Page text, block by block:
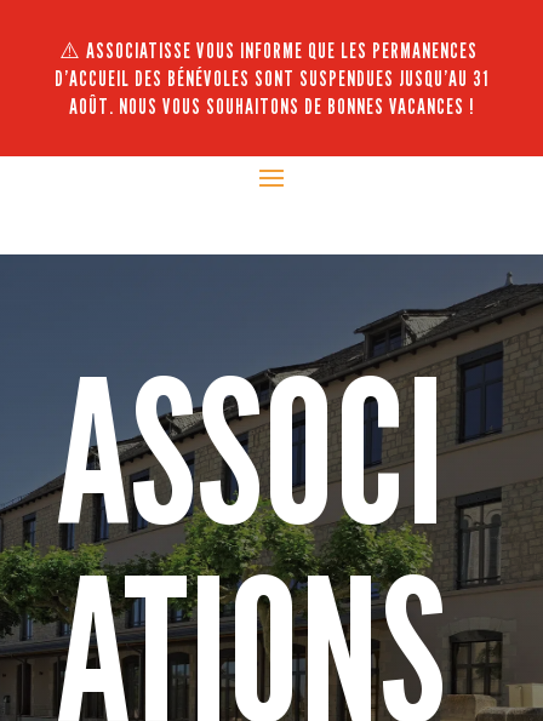
⚠️ ASSOCIATISSE VOUS INFORME QUE LES PERMANENCES
D’ACCUEIL DES BÉNÉVOLES SONT SUSPENDUES JUSQU’AU 31
AOÛT. NOUS VOUS SOUHAITONS DE BONNES VACANCES !
ASSOCI
ATIONS